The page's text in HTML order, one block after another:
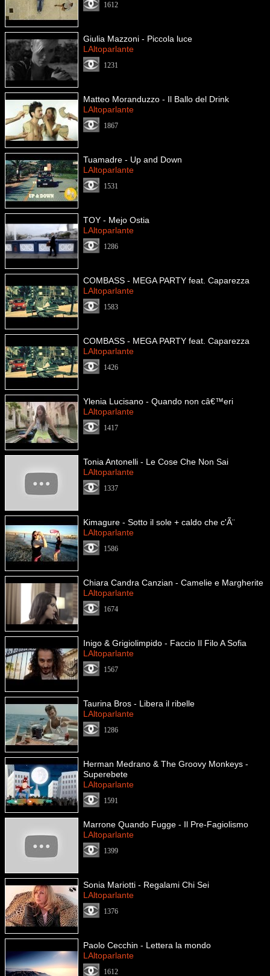
1612
Giulia Mazzoni - Piccola luce
LAltoparlante
1231
Matteo Moranduzzo - Il Ballo del Drink
LAltoparlante
1867
Tuamadre - Up and Down
LAltoparlante
1531
TOY - Mejo Ostia
LAltoparlante
1286
COMBASS - MEGA PARTY feat. Caparezza
LAltoparlante
1583
COMBASS - MEGA PARTY feat. Caparezza
LAltoparlante
1426
Ylenia Lucisano - Quando non câ€™eri
LAltoparlante
1417
Tonia Antonelli - Le Cose Che Non Sai
LAltoparlante
1337
Kimagure - Sotto il sole + caldo che c'Ã¨
LAltoparlante
1586
Chiara Candra Canzian - Camelie e Margherite
LAltoparlante
1674
Inigo & Grigiolimpido - Faccio Il Filo A Sofia
LAltoparlante
1567
Taurina Bros - Libera il ribelle
LAltoparlante
1286
Herman Medrano & The Groovy Monkeys -
Superebete
LAltoparlante
1591
Marrone Quando Fugge - Il Pre-Fagiolismo
LAltoparlante
1399
Sonia Mariotti - Regalami Chi Sei
LAltoparlante
1376
Paolo Cecchin - Lettera la mondo
LAltoparlante
1612